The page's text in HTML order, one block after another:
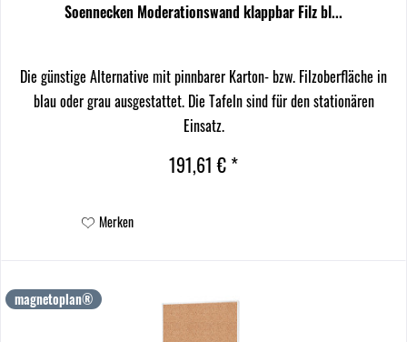
Soennecken Moderationswand klappbar Filz bl...
Die günstige Alternative mit pinnbarer Karton- bzw. Filzoberfläche in
blau oder grau ausgestattet. Die Tafeln sind für den stationären
Einsatz.
191,61 € *
Merken
magnetoplan®